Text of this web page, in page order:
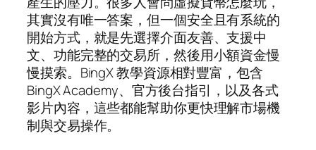
其實沒有唯一答案，但一個安全且有系統的
開始方式，就是先選擇介面友善、支援中
文、功能完整的交易所，然後用小額資金慢
慢摸索。BingX 教學資源相對豐富，包含
BingX Academy、官方後台指引，以及各式
影片內容，這些都能幫助你更快理解市場機
制與交易操作。